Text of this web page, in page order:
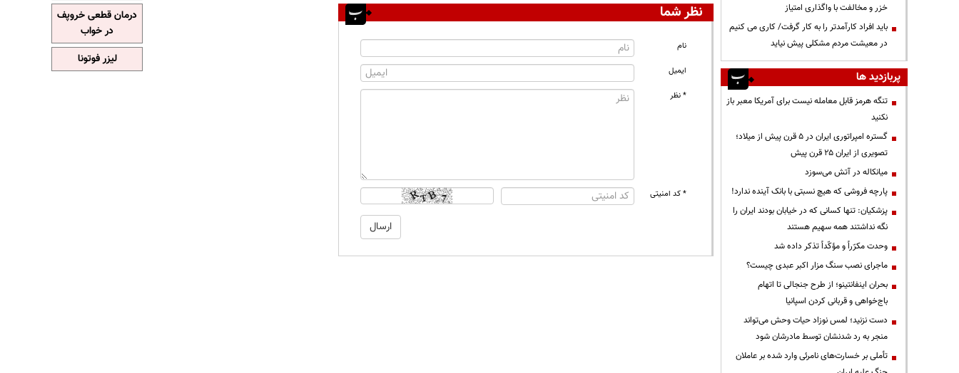
نظر شما
نام
ایمیل
* نظر
* کد امنیتی
خزر و مخالفت با واگذاری امتیاز
باید افراد کارآمدتر را به کار گرفت/ کاری می کنیم
در معیشت مردم مشکلی پیش نیاید
پربازدید ها
تنگه هرمز قابل معامله نیست برای آمریکا معبر باز
نکنید
گستره امپراتوری ایران در ۵ قرن پیش از میلاد؛
تصویری از ایران ۲۵ قرن پیش
میانکاله در آتش می‌سوزد
پارچه فروشی که هیچ نسبتی با بانک آینده ندارد!
پزشکیان: تنها کسانی که در خیابان بودند ایران را
نگه نداشتند همه سهیم هستند
وحدت مکرّراً و مؤکّداً تذکر داده شد
ماجرای نصب سنگ مزار اکبر عبدی چیست؟
بحران اینفانتینو؛ از طرح جنجالی تا اتهام
باج‌خواهی و قربانی کردن اسپانیا
دست نزنید؛ لمس نوزاد حیات وحش می‌تواند
منجر به رد شدنشان توسط مادرشان شود
تأملی بر خسارت‌های نامرئی وارد شده بر عاملان
درمان قطعی خروپف
در خواب
لیزر فوتونا